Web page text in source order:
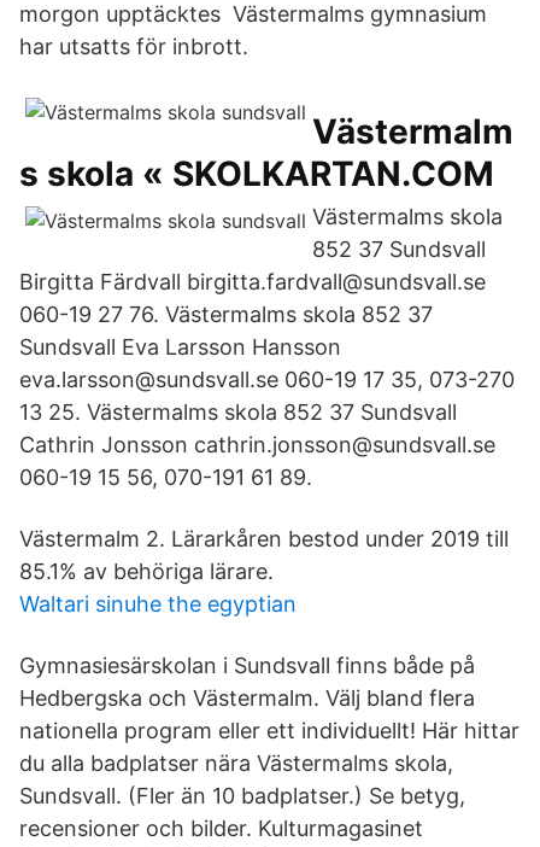
morgon upptäcktes Västermalms gymnasium
har utsatts för inbrott.
Västermalm
s skola « SKOLKARTAN.COM
Västermalms skola
852 37 Sundsvall
Birgitta Färdvall birgitta.fardvall@sundsvall.se
060-19 27 76. Västermalms skola 852 37
Sundsvall Eva Larsson Hansson
eva.larsson@sundsvall.se 060-19 17 35, 073-270
13 25. Västermalms skola 852 37 Sundsvall
Cathrin Jonsson cathrin.jonsson@sundsvall.se
060-19 15 56, 070-191 61 89.
Västermalm 2. Lärarkåren bestod under 2019 till
85.1% av behöriga lärare.
Waltari sinuhe the egyptian
Gymnasiesärskolan i Sundsvall finns både på
Hedbergska och Västermalm. Välj bland flera
nationella program eller ett individuellt! Här hittar
du alla badplatser nära Västermalms skola,
Sundsvall. (Fler än 10 badplatser.) Se betyg,
recensioner och bilder. Kulturmagasinet